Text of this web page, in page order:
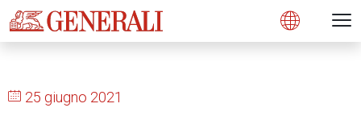
Open
25 giugno 2021